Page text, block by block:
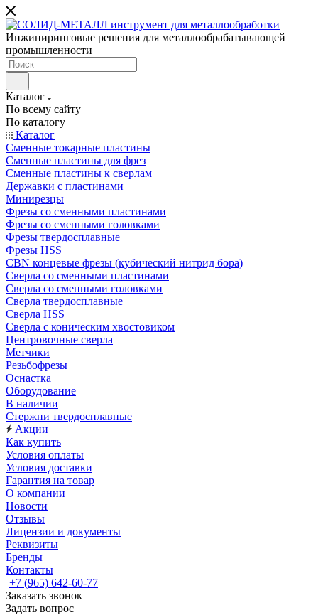
Инжиниринговые решения для металлообрабатывающей
промышленности
Каталог
По всему сайту
По каталогу
Каталог
Сменные токарные пластины
Сменные пластины для фрез
Сменные пластины к сверлам
Державки с пластинами
Минирезцы
Фрезы со сменными пластинами
Фрезы со сменными головками
Фрезы твердосплавные
Фрезы HSS
CBN концевые фрезы (кубический нитрид бора)
Сверла со сменными пластинами
Сверла со сменными головками
Сверла твердосплавные
Сверла HSS
Сверла с коническим хвостовиком
Центровочные сверла
Метчики
Резьбофрезы
Оснастка
Оборудование
В наличии
Стержни твердосплавные
Акции
Как купить
Условия оплаты
Условия доставки
Гарантия на товар
О компании
Новости
Отзывы
Лицензии и документы
Реквизиты
Бренды
Контакты
+7 (965) 642-60-77
Заказать звонок
Задать вопрос